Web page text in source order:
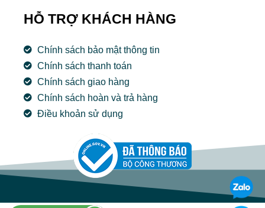
e
b
o
k
t
u
e
e
l
p
e
HỖ TRỢ KHÁCH HÀNG
Chính sách bảo mật thông tin
Chính sách thanh toán
Chính sách giao hàng
Chính sách hoàn và trả hàng
Điều khoản sử dụng